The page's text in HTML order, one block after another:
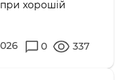
при хорошій
0 337